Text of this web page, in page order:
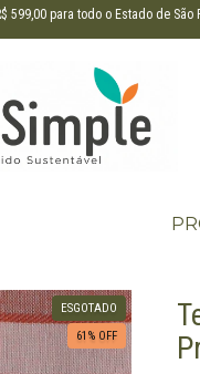
599,00 para todo o Estado de São
ESGOTADO
61 % OFF